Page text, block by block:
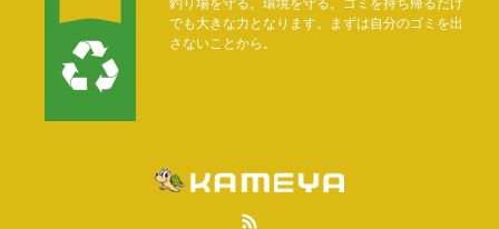
釣り場を守る。環境を守る。ゴミを持ち帰るだけ
でも大きな力となります。まずは自分のゴミを出
さないことから。